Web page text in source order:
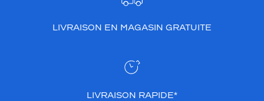
LIVRAISON EN MAGASIN GRATUITE
LIVRAISON RAPIDE*